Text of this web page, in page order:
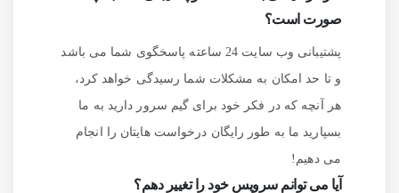
صورت است؟
پشتیبانی وب سایت 24 ساعته پاسخگوی شما می باشد
و تا حد امکان به مشکلات شما رسیدگی خواهد کرد،
هر آنچه که در فکر خود برای گیم سرور دارید به ما
بسپارید ما به طور رایگان درخواست هایتان را انجام
می دهیم!
آیا می توانم سرویس خود را تغییر دهم؟